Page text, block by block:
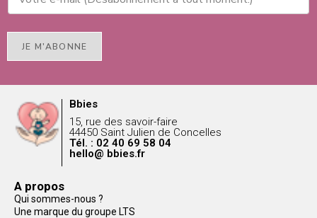
JE M'ABONNE
Bbies
15, rue des savoir-faire
44450 Saint Julien de Concelles
Tél. : 02 40 69 58 04
hello@ bbies.fr
A propos
Qui sommes-nous ?
Une marque du groupe LTS